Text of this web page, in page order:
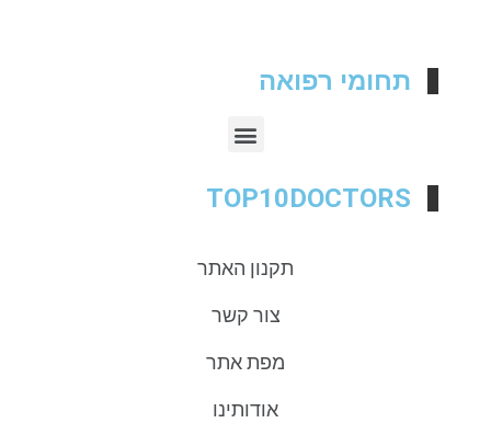
תחומי רפואה
TOP10DOCTORS
תקנון האתר
צור קשר
מפת אתר
אודותינו